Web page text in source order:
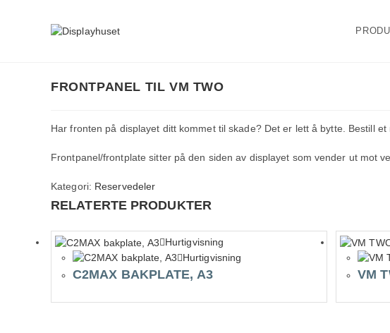
FRONTPANEL TIL VM TWO
Har fronten på displayet ditt kommet til skade? Det er lett å bytte. Bestill et
Frontpanel/frontplate sitter på den siden av displayet som vender ut mot
Kategori: Reservedeler
RELATERTE PRODUKTER
Hurtigvisning
Hurtigvisning
C2MAX BAKPLATE, A3 VM